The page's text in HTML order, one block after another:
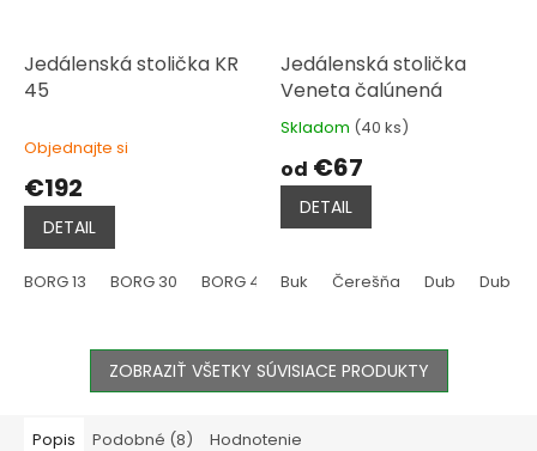
Jedálenská stolička KR
45
Objednajte si
€192
DETAIL
BORG 13 BORG 30 BORG 44
Jedálenská stolička
Veneta čalúnená
Priemerné
produktu
je
4,9
z
hviezdičiek.
Skladom (40 ks)
od €67
DETAIL
Buk Čerešňa Dub Dub
ZOBRAZIŤ VŠETKY SÚVISIACE PRODUKTY
Popis Podobné (8) Hodnotenie